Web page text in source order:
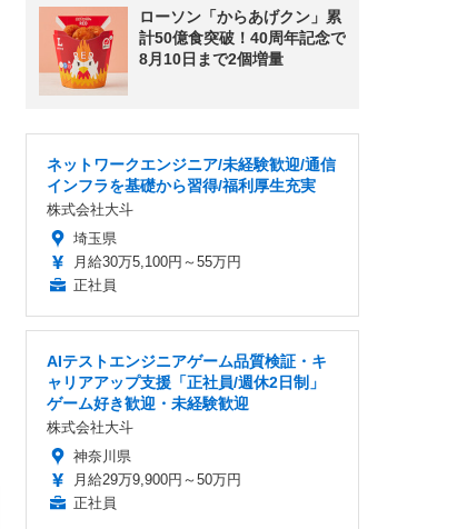
ローソン「からあげクン」累
計50億食突破！40周年記念で
8月10日まで2個増量
ネットワークエンジニア/未経験歓迎/通信
インフラを基礎から習得/福利厚生充実
株式会社大斗
埼玉県
月給30万5,100円～55万円
正社員
AIテストエンジニアゲーム品質検証・キ
ャリアアップ支援「正社員/週休2日制」
ゲーム好き歓迎・未経験歓迎
株式会社大斗
神奈川県
月給29万9,900円～50万円
正社員